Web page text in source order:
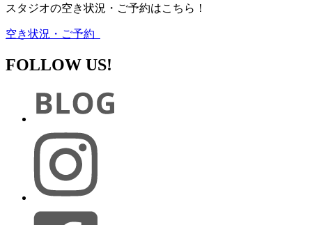
スタジオの空き状況・ご予約はこちら！
空き状況・ご予約
FOLLOW US!